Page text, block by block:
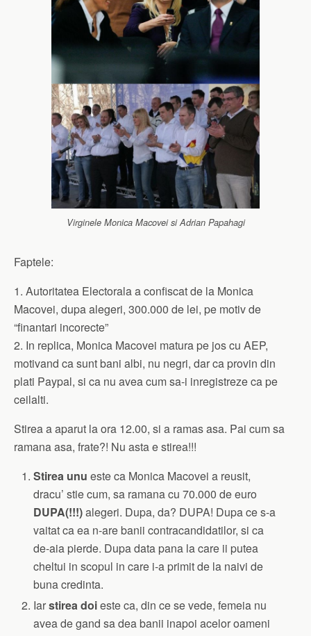
Virginele Monica Macovei si Adrian Papahagi
Faptele:
1. Autoritatea Electorala a confiscat de la Monica
Macovei, dupa alegeri, 300.000 de lei, pe motiv de
“finantari incorecte”
2. In replica, Monica Macovei matura pe jos cu AEP,
motivand ca sunt bani albi, nu negri, dar ca provin din
plati Paypal, si ca nu avea cum sa-i inregistreze ca pe
ceilalti.
Stirea a aparut la ora 12.00, si a ramas asa. Pai cum sa
ramana asa, frate?! Nu asta e stirea!!!
Stirea unu este ca Monica Macovei a reusit,
dracu’ stie cum, sa ramana cu 70.000 de euro
DUPA(!!!)alegeri. Dupa, da? DUPA! Dupa ce s-a
vaitat ca ea n-are banii contracandidatilor, si ca
de-aia pierde. Dupa data pana la care ii putea
cheltui in scopul in care i-a primit de la naivi de
buna credinta.
Iarstirea doieste ca, din ce se vede, femeia nu
avea de gand sa dea banii inapoi acelor oameni